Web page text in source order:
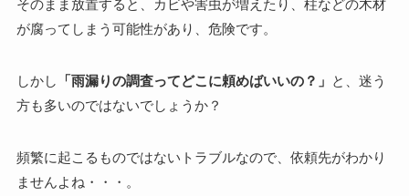
そのまま放置すると、カビや害虫が増えたり、柱などの木材
が腐ってしまう可能性があり、危険です。
しかし 「雨漏りの調査ってどこに頼めばいいの？」 と、迷う
方も多いのではないでしょうか？
頻繁に起こるものではないトラブルなので、依頼先がわかり
ませんよね・・・。